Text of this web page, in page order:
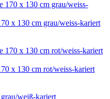
x 130 cm grau/weiss-kariert
x 130 cm rot/weiss-kariert